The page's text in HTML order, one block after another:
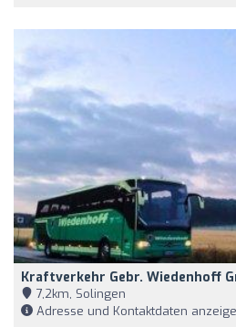
Kraftverkehr Gebr. Wiedenhoff
7,2km, Solingen
Adresse und Kontaktdaten